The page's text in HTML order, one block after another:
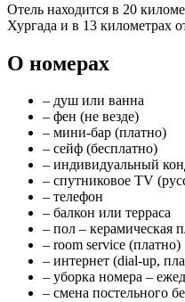
Отель находится в 20
Хургада и в 13 километрах
О номерах
– душ или ванна
– фен (не везде)
– мини-бар (платно)
– сейф (бесплатно)
– индивидуальный
– спутниковое TV
– телефон
– балкон или терраса
– пол – керамическая
– room service (платно)
– интернет (dial-up,
– уборка номера –
– смена постельного